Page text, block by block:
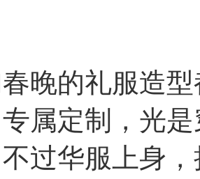
晚的礼服造
属定制，光
过华服上身